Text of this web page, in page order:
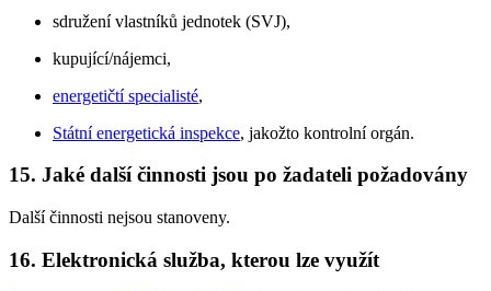
sdružení vlastníků jednotek (SVJ),
kupující/nájemci,
energetičtí specialisté,
Státní energetická inspekce, jakožto kontrolní orgán.
15. Jaké další činnosti jsou po žadateli požadovány
Další činnosti nejsou stanoveny.
16. Elektronická služba, kterou lze využít